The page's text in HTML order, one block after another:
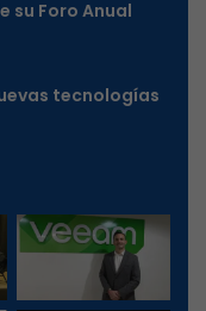
su Foro Anual
tecnologías